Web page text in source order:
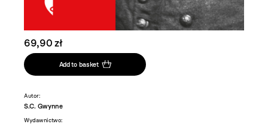
69,90 zł
Add to basket
Autor:
S.C. Gwynne
Wydawnictwo: